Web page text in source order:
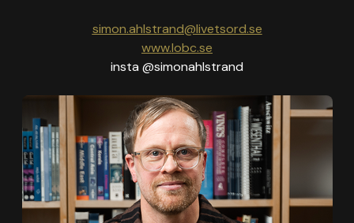
simon.ahlstrand@livetsord.se
www.lobc.se
insta @simonahlstrand